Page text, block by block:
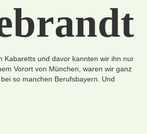
Kabaretts und davor kannten wir ihn nur
Vorort von München, waren wir ganz
so manchen Berufsbayern. Und